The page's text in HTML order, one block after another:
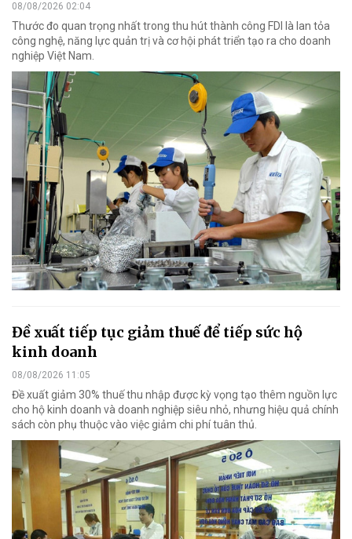
08/08/2026 02:04
Thước đo quan trọng nhất trong thu hút thành công FDI là lan tỏa
công nghệ, năng lực quản trị và cơ hội phát triển tạo ra cho doanh
nghiệp Việt Nam.
Đề xuất tiếp tục giảm thuế để tiếp sức hộ
kinh doanh
08/08/2026 11:05
Đề xuất giảm 30% thuế thu nhập được kỳ vọng tạo thêm nguồn lực
cho hộ kinh doanh và doanh nghiệp siêu nhỏ, nhưng hiệu quả chính
sách còn phụ thuộc vào việc giảm chi phí tuân thủ.